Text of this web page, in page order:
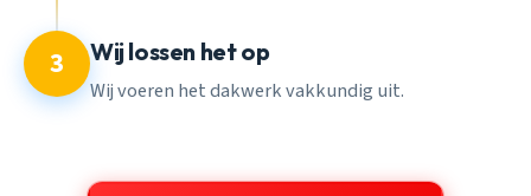
3 Wij lossen het op
Wij voeren het dakwerk vakkundig uit.